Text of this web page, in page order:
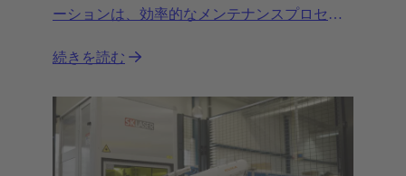
ーションは、効率的なメンテナンスプロセ
どの高い拡張性を可能にします。
続きを読む